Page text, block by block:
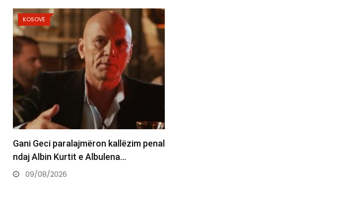
KOSOVË
Gani Geci paralajmëron kallëzim penal
ndaj Albin Kurtit e Albulena…
09/08/2026